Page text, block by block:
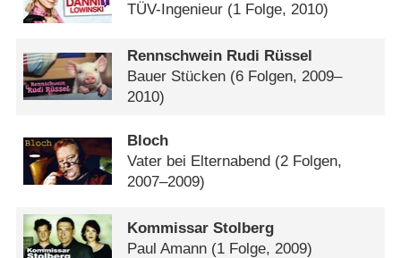
TÜV-Ingenieur (1 Folge, 2010)
Rennschwein Rudi Rüssel
Bauer Stücken (6 Folgen, 2009–
2010)
Bloch
Vater bei Elternabend (2 Folgen,
2007–2009)
Kommissar Stolberg
Paul Amann (1 Folge, 2009)